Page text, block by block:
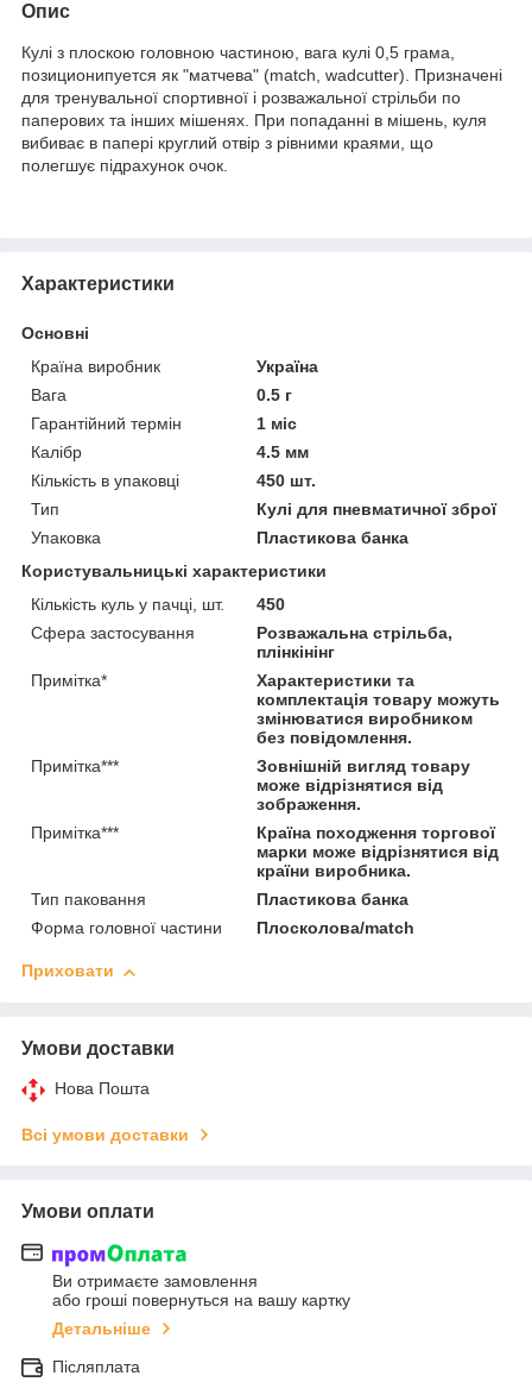
Опис
Кулі з плоскою головною частиною, вага кулі 0,5 грама,
позиционипуется як "матчева" (match, wadcutter). Призначені
для тренувальної спортивної і розважальної стрільби по
паперових та інших мішенях. При попаданні в мішень, куля
вибиває в папері круглий отвір з рівними краями, що
полегшує підрахунок очок.
Характеристики
Основні
Країна виробник
Україна
Вага
0.5 г
Гарантійний термін
1 міс
Калібр
4.5 мм
Кількість в упаковці
450 шт.
Тип
Кулі для пневматичної зброї
Упаковка
Пластикова банка
Користувальницькі характеристики
Кількість куль у пачці, шт.
450
Сфера застосування
Розважальна стрільба,
плінкінінг
Примітка*
Характеристики та
комплектація товару можуть
змінюватися виробником
без повідомлення.
Примітка***
Зовнішній вигляд товару
може відрізнятися від
зображення.
Примітка***
Країна походження торгової
марки може відрізнятися від
країни виробника.
Тип паковання
Пластикова банка
Форма головної частини
Плосколова/match
Приховати
Умови доставки
Нова Пошта
Всі умови доставки
Умови оплати
Ви отримаєте замовлення
або гроші повернуться на вашу картку
Детальніше
Післяплата